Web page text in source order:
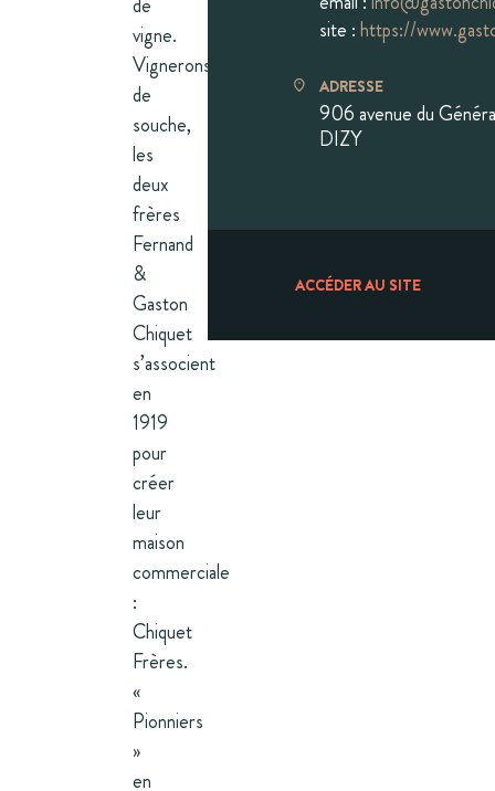
vigne.
Vignerons
de
souche,
les
deux
frères
Fernand
&
Gaston
Chiquet
s’associent
en
1919
pour
créer
leur
maison
commerciale
:
Chiquet
Frères.
«
Pionniers
»
en
site :https://
ADRESSE
906 avenue du
DIZY
ACCÉDER AU SITE